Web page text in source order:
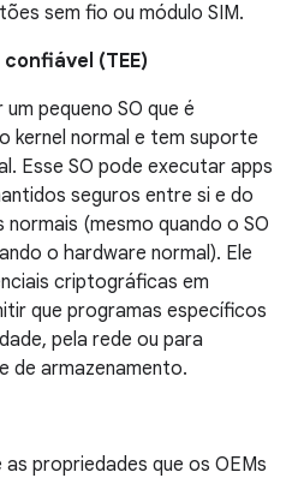
sem fio ou módulo SIM.
(TEE)
pequeno SO que é
kernel normal e tem suporte
Esse SO pode executar apps
seguros entre si e do
normais (mesmo quando o SO
o hardware normal). Ele
criptográficas em
que programas específicos
pela rede ou para
de armazenamento.
propriedades que os OEMs